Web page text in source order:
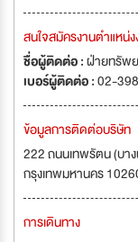
สนใจสมัครงานตำแห
ชื่อผู้ติดต่อ :ฝ่ายทรัพ
เบอร์ผู้ติดต่อ :02-
ข้อมูลการติดต่อบริษัท
222 ถนนเทพรัตน (บา
กรุงเทพมหานคร
การเดินทาง